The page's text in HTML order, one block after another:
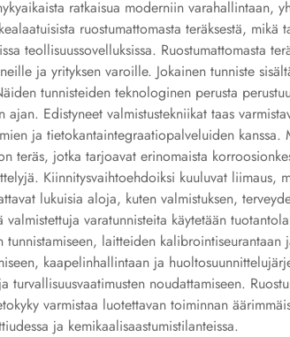
ratkaisua moderniin varahallintaan,
ruostumattomasta teräksestä, mikä
teollisuussovelluksissa. Ruostumattomasta
ja yrityksen varoille. Jokainen tunniste
tunnisteiden teknologinen perusta
Edistyneet valmistustekniikat taas
ja tietokantaintegraatiopalveluiden
teräs, jotka tarjoavat erinomaista
Kiinnitysvaihtoehdoiksi kuuluvat liimaus,
lukuisia aloja, kuten valmistuksen,
varatunnisteita käytetään
laitteiden
kaapelinhallintaan ja
noudattamiseen.
varmistaa luotettavan toiminnan
ja kemikaalisaastumistilanteissa.